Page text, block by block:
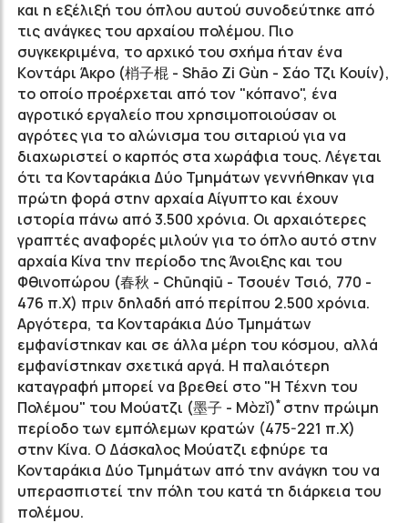
και η εξέλιξή του όπλου αυτού συνοδεύτηκε από
τις ανάγκες του αρχαίου πολέμου. Πιο
συγκεκριμένα, το αρχικό του σχήμα ήταν ένα
Kοντάρι Άκρο (梢子棍 - Shāo Zi Gùn - Σάο Τζι Κουίν),
το οποίο προέρχεται από τον "κόπανο", ένα
αγροτικό εργαλείο που χρησιμοποιούσαν οι
αγρότες για το αλώνισμα του σιταριού για να
διαχωριστεί ο καρπός στα χωράφια τους. Λέγεται
ότι τα Κονταράκια Δύο Τμημάτων γεννήθηκαν για
πρώτη φορά στην αρχαία Αίγυπτο και έχουν
ιστορία πάνω από 3.500 χρόνια. Οι αρχαιότερες
γραπτές αναφορές μιλούν για το όπλο αυτό στην
αρχαία Κίνα την περίοδο της Άνοιξης και του
Φθινοπώρου (春秋 - Chūnqiū - Τσουέν Τσιό, 770 -
476 π.Χ) πριν δηλαδή από περίπου 2.500 χρόνια.
Αργότερα, τα Κονταράκια Δύο Τμημάτων
εμφανίστηκαν και σε άλλα μέρη του κόσμου, αλλά
εμφανίστηκαν σχετικά αργά. Η παλαιότερη
καταγραφή μπορεί να βρεθεί στο "Η Τέχνη του
Πολέμου" του Μούατζι (墨子 - Mòzǐ)* στην πρώιμη
περίοδο των εμπόλεμων κρατών (475-221 π.Χ)
στην Κίνα. Ο Δάσκαλος Μούατζι εφηύρε τα
Κονταράκια Δύο Τμημάτων από την ανάγκη του να
υπερασπιστεί την πόλη του κατά τη διάρκεια του
πολέμου.